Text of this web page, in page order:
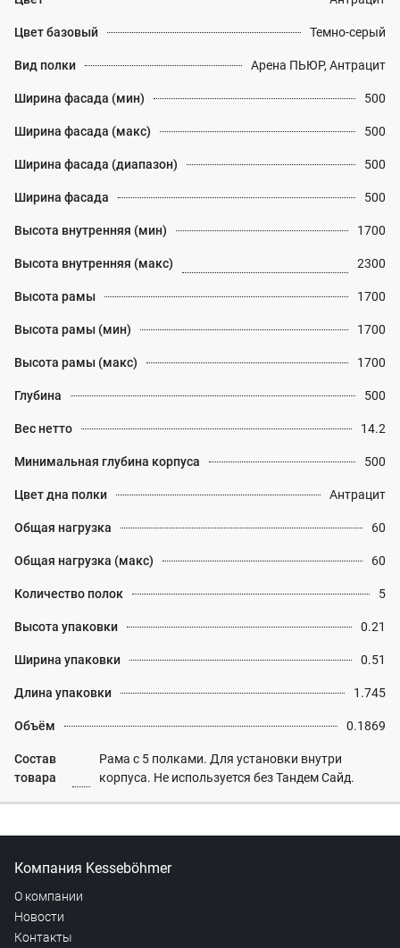
Цвет базовый Темно-серый
Вид полки Арена ПЬЮР, Антрацит
Ширина фасада (мин) 500
Ширина фасада (макс) 500
Ширина фасада (диапазон) 500
Ширина фасада 500
Высота внутренняя (мин) 1700
Высота внутренняя (макс) 2300
Высота рамы 1700
Высота рамы (мин) 1700
Высота рамы (макс) 1700
Глубина 500
Вес нетто 14.2
Минимальная глубина корпуса 500
Цвет дна полки Антрацит
Общая нагрузка 60
Общая нагрузка (макс) 60
Количество полок 5
Высота упаковки 0.21
Ширина упаковки 0.51
Длина упаковки 1.745
Объём 0.1869
Состав
товара
Рама с 5 полками. Для установки внутри
корпуса. Не используется без Тандем Сайд.
Компания Kesseböhmer
О компании
Новости
Контакты